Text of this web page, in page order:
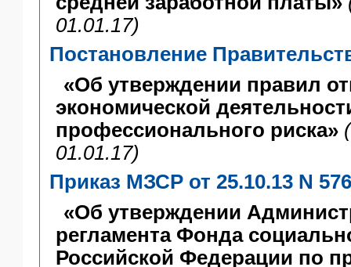
01.01.17)
Постановление
«Об утверждении правил
экономической
профессионального риска»
01.01.17)
Приказ МЗСР от 25.10.13 N
«Об утверждении
регламента Фонда
Российской Федерации по